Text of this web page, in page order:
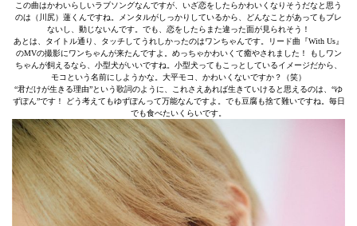
この曲はかわいらしいラブソングなんですが、いざ恋をしたらかわいくなりそうだなと思う
のは（川尻）蓮くんですね。メンタルがしっかりしているから、どんなことがあってもブレ
ないし、動じないんです。でも、恋をしたらまた違った面が見られそう！
あとは、タイトル通り、タッチしてうれしかったのはワンちゃんです。リード曲『With Us』
のMVの撮影にワンちゃんが来たんですよ。めっちゃかわいくて癒やされました！ もしワン
ちゃんが飼えるなら、小型犬がいいですね。小型犬ってもこっとしているイメージだから、
モコという名前にしようかな。大平モコ、かわいくないですか？（笑）
“君だけが生きる理由”という歌詞のように、これさえあれば生きていけると思えるのは、“ゆ
ずぽん”です！ どう考えてもゆずぽんって万能なんですよ。でも豆腐も捨て難いですね。毎日
でも食べたいくらいです。